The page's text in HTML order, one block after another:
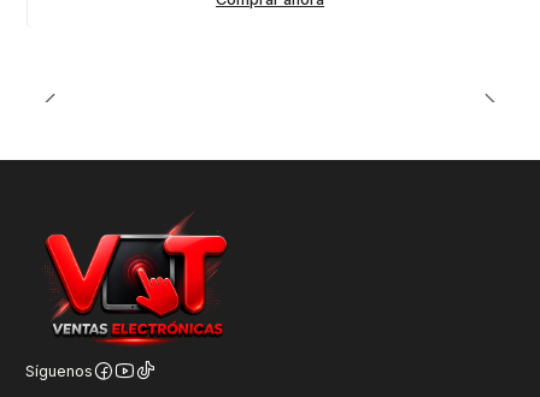
Síguenos